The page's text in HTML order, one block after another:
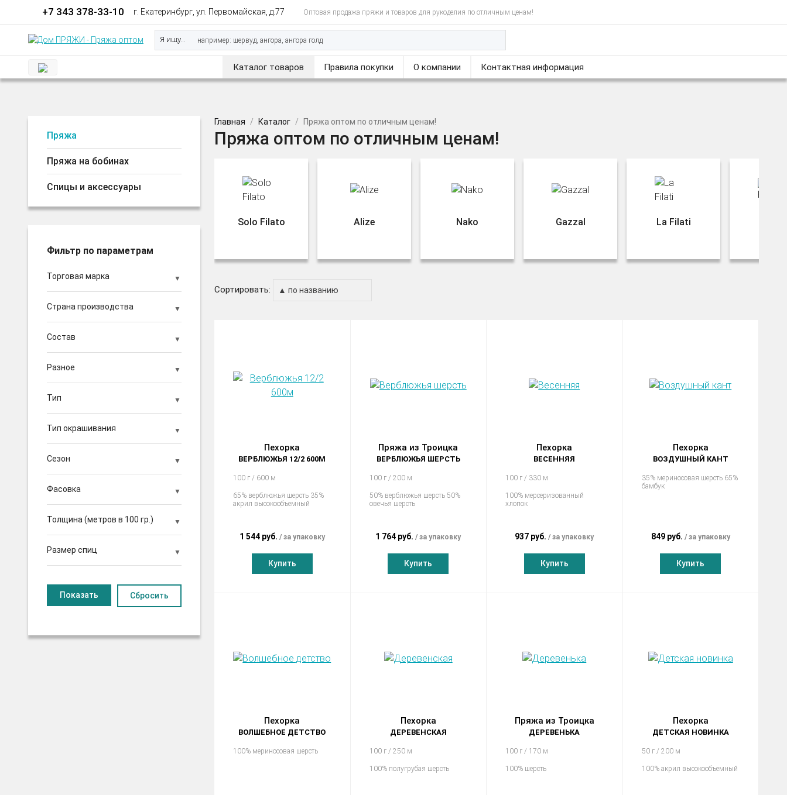
+7 343 378-33-10 г. Екатеринбург, ул. Первомайская, д.77 Оптовая продажа пряжи и товаров для рукоделия по отличным ценам!
Я ищу...
Каталог товаров Правила покупки О компании Контактная информация
Пряжа
Пряжа на бобинах
Спицы и аксессуары
Фильтр по параметрам
Торговая марка
Страна производства
Состав
Разное
Тип
Тип окрашивания
Сезон
Фасовка
Толщина (метров в 100 гр.)
Размер спиц
Сбросить
Главная Каталог Пряжа оптом по отличным ценам!
Пряжа оптом по отличным ценам!
Solo Filato Alize Nako Gazzal La Filati
Сортировать:
Пехорка
ВЕРБЛЮЖЬЯ 12/2 600М
100 г / 600 м
65% верблюжья шерсть 35%
акрил высокообъемный
1 544 руб. за упаковку
Купить
Пряжа из Троицка
ВЕРБЛЮЖЬЯ ШЕРСТЬ
100 г / 200 м
50% верблюжья шерсть 50%
овечья шерсть
1 764 руб. за упаковку
Купить
Пехорка
ВЕСЕННЯЯ
100 г / 330 м
100% мерсеризованный
хлопок
937 руб. за упаковку
Купить
Пехорка
ВОЗДУШНЫЙ КАНТ
35% мериносовая шерсть 65%
бамбук
849 руб. за упаковку
Купить
Пехорка
ВОЛШЕБНОЕ ДЕТСТВО
100% мериносовая шерсть
Пехорка
ДЕРЕВЕНСКАЯ
100 г / 250 м
100% полугрубая шерсть
Пряжа из Троицка
ДЕРЕВЕНЬКА
100 г / 170 м
100% шерсть
Пехорка
ДЕТСКАЯ НОВИНКА
50 г / 200 м
100% акрил высокообъемный